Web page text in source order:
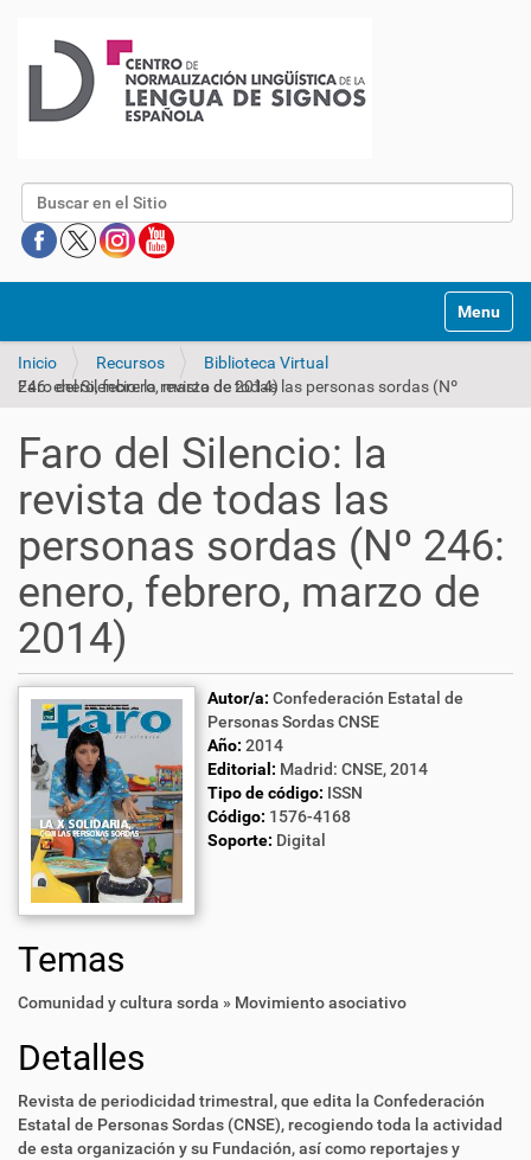
Buscar
Mostrar/
Inicio Recursos
Biblioteca Virtual
Faro del Silencio: la revista de todas las personas sordas (Nº 246: enero, febrero, marzo de 2014)
Faro del Silencio: la
revista de todas las
personas sordas (Nº 246:
enero, febrero, marzo de
2014)
Autor/a: Confederación Estatal de
Personas Sordas CNSE
Año: 2014
Editorial: Madrid: CNSE, 2014
Tipo de código: ISSN
Código: 1576-4168
Soporte: Digital
Temas
Comunidad y cultura sorda » Movimiento asociativo
Detalles
Revista de periodicidad trimestral, que edita la Confederación
Estatal de Personas Sordas (CNSE), recogiendo toda la actividad
de esta organización y su Fundación, así como reportajes y